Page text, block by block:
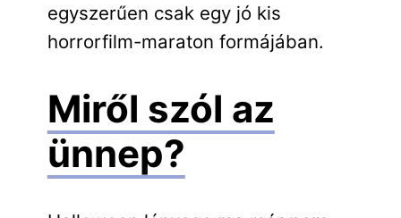
egyszerűen csak egy jó kis
horrorfilm-maraton formájában.
Miről szól az
ünnep?